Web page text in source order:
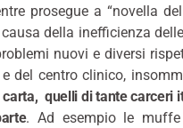
prosegue a “novella
causa della inefficienza
nuovi e diversi
del centro clinico,
quelli di tante carceri
. Ad esempio le